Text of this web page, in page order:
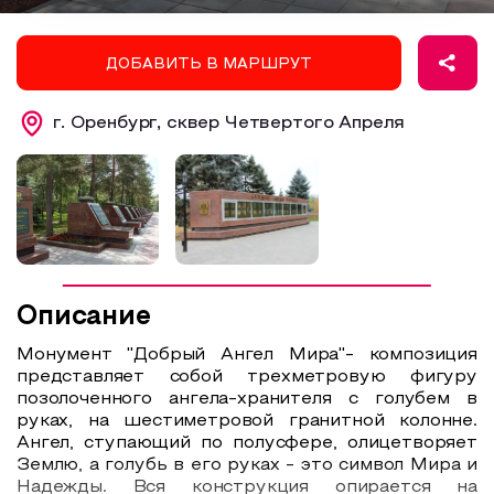
Аттестованные экскурсоводы
Маршруты от экскурсоводов
Доступная среда
ДОБАВИТЬ В МАРШРУТ
г. Оренбург, сквер Четвертого Апреля
Описание
Монумент "Добрый Ангел Мира"- композиция
представляет собой трехметровую фигуру
позолоченного ангела-хранителя с голубем в
руках, на шестиметровой гранитной колонне.
Ангел, ступающий по полусфере, олицетворяет
Землю, а голубь в его руках - это символ Мира и
Надежды. Вся конструкция опирается на